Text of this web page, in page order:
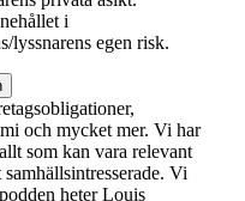
i
lyssnarens egen risk.
och mycket mer. Vi har
som kan vara relevant
Vi
heter Louis